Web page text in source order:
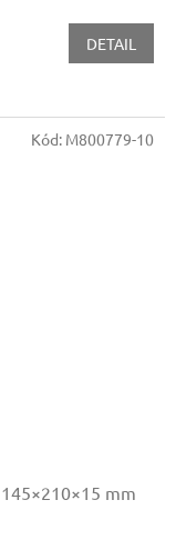
DETAIL
145×210×15 mm
Kód: M800779-10